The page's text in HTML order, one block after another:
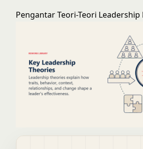
Pengantar Teori-Teori Leadership